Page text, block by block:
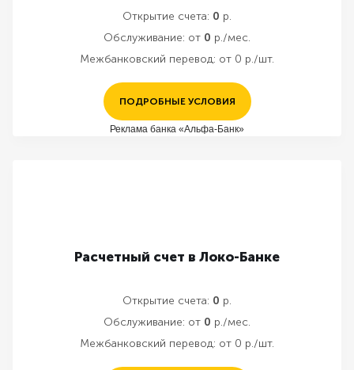
Открытие счета: 0 р.
Обслуживание: от 0 р./мес.
Межбанковский перевод: от 0 р./шт.
ПОДРОБНЫЕ УСЛОВИЯ
Реклама банка «Альфа-Банк»
Расчетный счет в Локо-Банке
Открытие счета: 0 р.
Обслуживание: от 0 р./мес.
Межбанковский перевод: от 0 р./шт.